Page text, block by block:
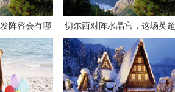
阵容会有哪
？
切尔西对阵水晶宫，这场英超
对决有哪些看点和悬念？